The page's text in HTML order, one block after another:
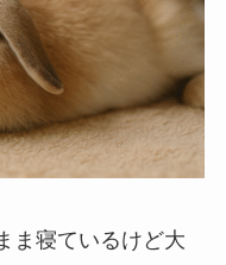
ま寝ているけど大